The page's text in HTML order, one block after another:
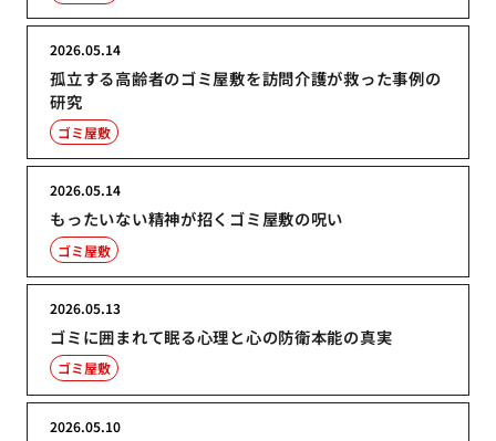
孤立する高齢者のゴミ屋敷を訪問介護が救った事例の
研究
2026.05.14
ゴミ屋敷
もったいない精神が招くゴミ屋敷の呪い
2026.05.14
ゴミ屋敷
ゴミに囲まれて眠る心理と心の防衛本能の真実
2026.05.13
ゴミ屋敷
2026.05.10